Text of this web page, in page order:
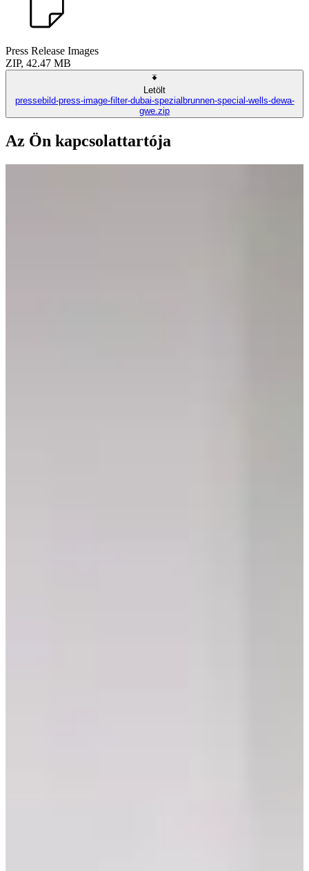
Press Release Images
ZIP, 42.47 MB
Letölt
pressebild-press-image-filter-dubai-spezialbrunnen-special-wells-dewa-
gwe.zip
Az Ön kapcsolattartója